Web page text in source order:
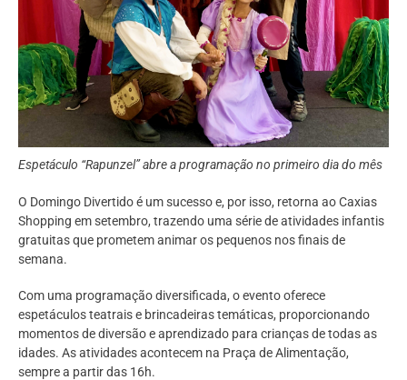
Espetáculo “Rapunzel” abre a programação no primeiro dia do mês
O Domingo Divertido é um sucesso e, por isso, retorna ao Caxias
Shopping em setembro, trazendo uma série de atividades infantis
gratuitas que prometem animar os pequenos nos finais de
semana.
Com uma programação diversificada, o evento oferece
espetáculos teatrais e brincadeiras temáticas, proporcionando
momentos de diversão e aprendizado para crianças de todas as
idades. As atividades acontecem na Praça de Alimentação,
sempre a partir das 16h.